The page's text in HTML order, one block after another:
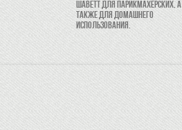
Шаветт для парикмахерских, а
также для домашнего
использования.